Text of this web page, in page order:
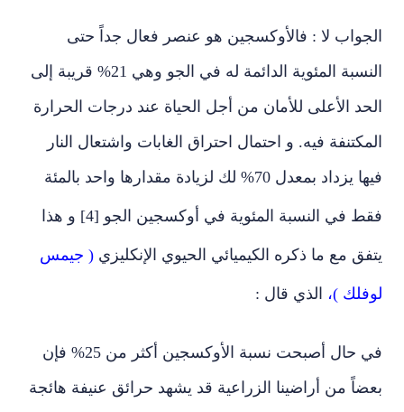
الجواب لا : فالأوكسجين هو عنصر فعال جداً حتى
النسبة المئوية الدائمة له في الجو وهي 21% قريبة إلى
الحد الأعلى للأمان من أجل الحياة عند درجات الحرارة
المكتنفة فيه. و احتمال احتراق الغابات واشتعال النار
فيها يزداد بمعدل 70% لك لزيادة مقدارها واحد بالمئة
فقط في النسبة المئوية في أوكسجين الجو [4] و هذا
يتفق مع ما ذكره الكيميائي الحيوي الإنكليزي ( جيمس
لوفلك )، الذي قال :
في حال أصبحت نسبة الأوكسجين أكثر من 25% فإن
بعضاً من أراضينا الزراعية قد يشهد حرائق عنيفة هائجة